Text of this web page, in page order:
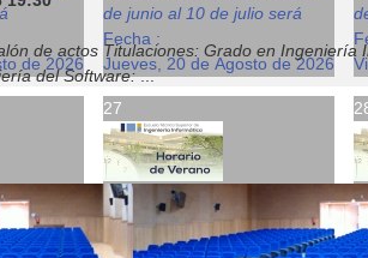
de 2026
de junio al 10 de julio será
Fecha :
Jueves, 20 de Agosto de 2026
Centro
27
Horario de verano del Centro
08:00
La Escuela
de actos Titulaciones: Grado en Ingeniería
del Software:...